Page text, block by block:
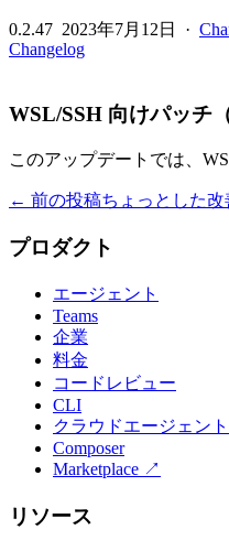
0.2.47 2023年7月12日 ·
Changelog
WSL/SSH 向けパッチ
このアップデートでは、
← 前の投稿ちょっとした改
プロダクト
エージェント
Teams
企業
料金
コードレビュー
CLI
クラウドエージェント
Composer
Marketplace ↗
リソース